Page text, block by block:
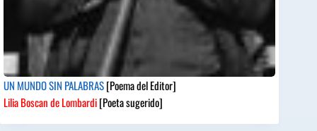
UN MUNDO SIN PALABRAS[Poema del Editor]
Lilia Boscan de Lombardi[Poeta sugerido]